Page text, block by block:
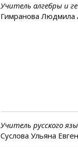
Учитель алгебры и
Гимранова Людмила
Учитель русского
Суслова Ульяна